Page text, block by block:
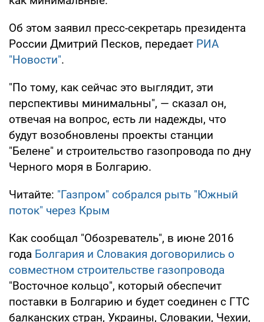
Об этом заявил пресс-секретарь президента
России Дмитрий Песков, передает РИА
"Новости".
"По тому, как сейчас это выглядит, эти
перспективы минимальны", — сказал он,
отвечая на вопрос, есть ли надежды, что
будут возобновлены проекты станции
"Белене" и строительство газопровода по дну
Черного моря в Болгарию.
Читайте: "Газпром" собрался рыть "Южный
поток" через Крым
Как сообщал "Обозреватель", в июне 2016
года Болгария и Словакия договорились о
совместном строительстве газопровода
"Восточное кольцо", который обеспечит
поставки в Болгарию и будет соединен с ГТС
балканских стран, Украины, Словакии, Чехии,